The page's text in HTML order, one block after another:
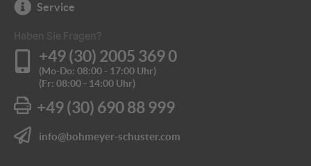
Service
Haben Sie Fragen?
+49 (30) 2005 369 0
(Mo-Do: 08:00 - 17:00 Uhr)
(Fr: 08:00 - 14:00 Uhr)
+49 (30) 690 88 999
info@bohmeyer-schuster.com